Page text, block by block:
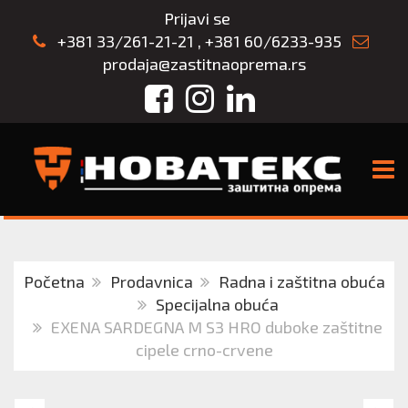
Prijavi se
+381 33/261-21-21 , +381 60/6233-935
prodaja@zastitnaoprema.rs
FacebookInstagram
LinkedIn
Početna Prodavnica
Radna i zaštitna obuća
Specijalna obuća
EXENA SARDEGNA M S3 HRO duboke zaštitne
cipele crno-crvene